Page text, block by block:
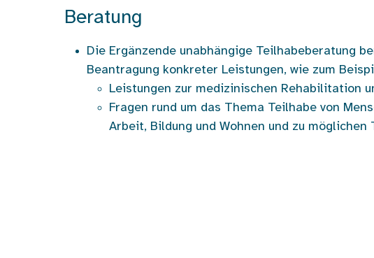
Beratung
Die Ergänzende unabhängige Teilhabeberatung
Beantragung konkreter Leistungen, wie zum
Leistungen zur medizinischen Rehabilitation
Fragen rund um das Thema Teilhabe von
Arbeit, Bildung und Wohnen und zu